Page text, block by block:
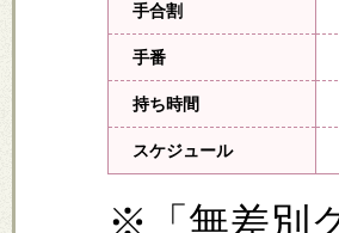
手合割
手番
持ち時間
スケジュール
※「無差別